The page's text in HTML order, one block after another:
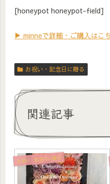
[honeypot honeypot-field]
▶ minneで詳細・ご購入はこ
お祝い・記念日に贈る
関連記事
お祝い・記念日に贈る